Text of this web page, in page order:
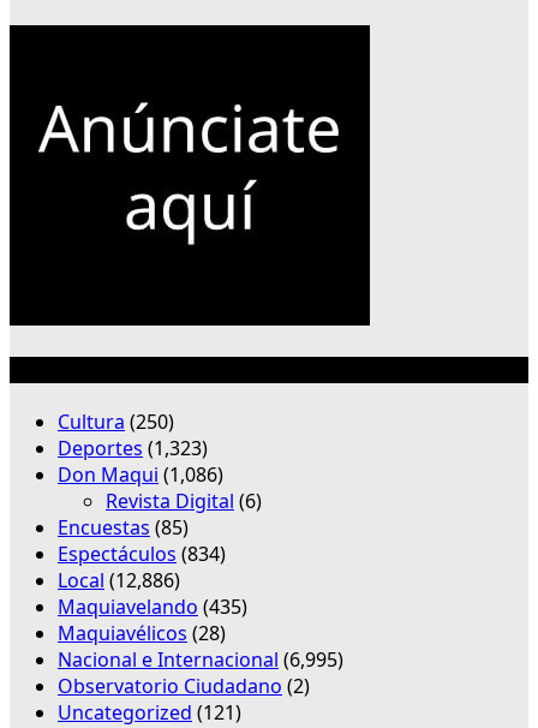
Cultura (250)
Deportes (1,323)
Don Maqui (1,086)
Revista Digital (6)
Encuestas (85)
Espectáculos (834)
Local (12,886)
Maquiavelando (435)
Maquiavélicos (28)
Nacional e Internacional (6,995)
Observatorio Ciudadano (2)
Uncategorized (121)